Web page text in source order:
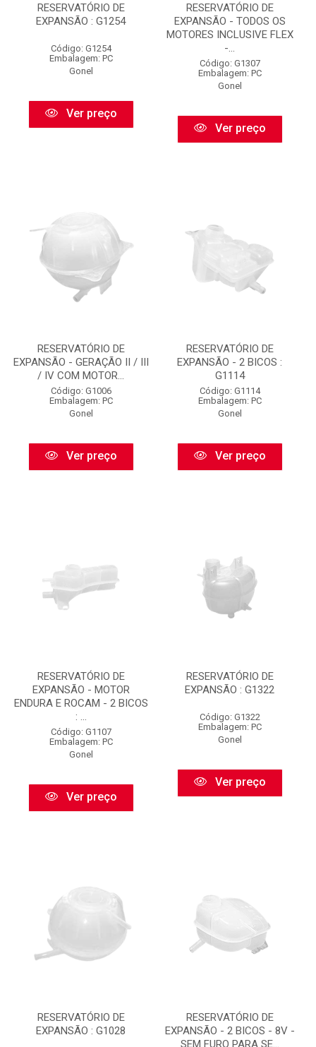
RESERVATÓRIO DE
EXPANSÃO : G1254
Código: G1254
Embalagem: PC
Gonel
Ver preço
RESERVATÓRIO DE
EXPANSÃO - TODOS OS
MOTORES INCLUSIVE FLEX
-...
Código: G1307
Embalagem: PC
Gonel
Ver preço
RESERVATÓRIO DE
EXPANSÃO - GERAÇÃO II / III
/ IV COM MOTOR...
Código: G1006
Embalagem: PC
Gonel
Ver preço
RESERVATÓRIO DE
EXPANSÃO - 2 BICOS :
G1114
Código: G1114
Embalagem: PC
Gonel
Ver preço
RESERVATÓRIO DE
EXPANSÃO - MOTOR
ENDURA E ROCAM - 2 BICOS
: ...
Código: G1107
Embalagem: PC
Gonel
Ver preço
RESERVATÓRIO DE
EXPANSÃO : G1322
Código: G1322
Embalagem: PC
Gonel
Ver preço
RESERVATÓRIO DE
EXPANSÃO : G1028
RESERVATÓRIO DE
EXPANSÃO - 2 BICOS - 8V -
SEM FURO PARA SE...